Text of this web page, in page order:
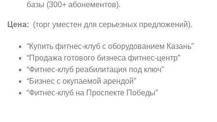
базы (300+ абонементов).
Цена: (торг уместен для серьезных предложений).
“Купить фитнес-клуб с оборудованием Казань”
“Продажа готового бизнеса фитнес-центр”
“Фитнес-клуб реабилитация под ключ”
“Бизнес с окупаемой арендой”
“Фитнес-клуб на Проспекте Победы”